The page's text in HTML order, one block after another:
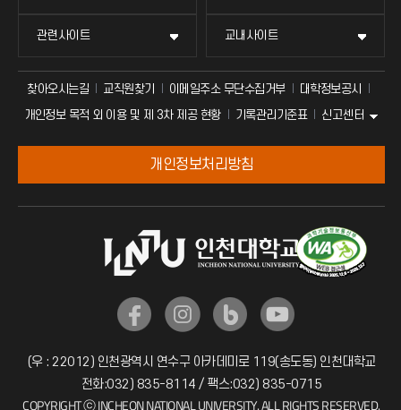
관련사이트 교내사이트
찾아오시는길 교직원찾기 이메일주소 무단수집거부
대학정보공시
개인정보 목적 외 이용 및 제 3차 제공 현황
기록관리기준표 신고센터
개인정보처리방침
(우 : 22012) 인천광역시 연수구 아카데미로 119(송도동) 인천대학교
전화:032) 835-8114 / 팩스:032) 835-0715
COPYRIGHT ⓒ INCHEON NATIONAL UNIVERSITY. ALL RIGHTS RESERVED.